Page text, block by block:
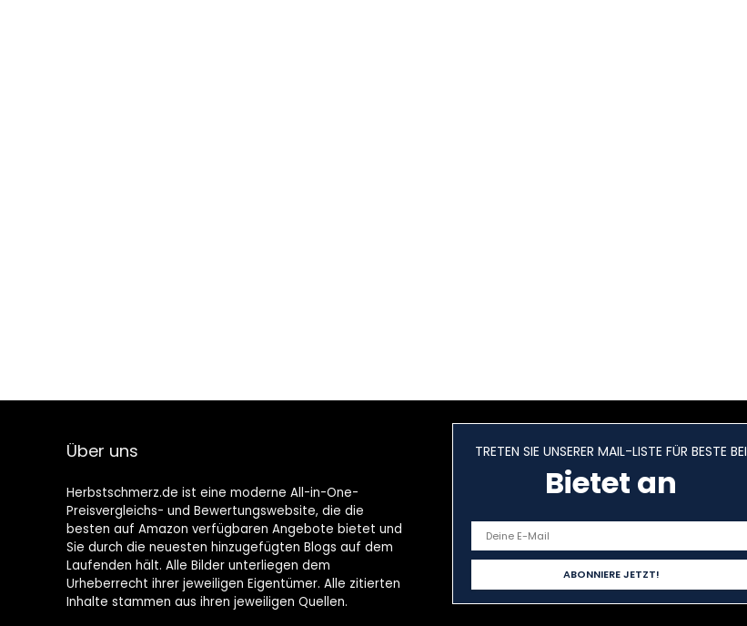
Über uns
Herbstschmerz.de ist eine moderne All-in-One-
Preisvergleichs- und Bewertungswebsite, die die
besten auf Amazon verfügbaren Angebote bietet und
Sie durch die neuesten hinzugefügten Blogs auf dem
Laufenden hält. Alle Bilder unterliegen dem
Urheberrecht ihrer jeweiligen Eigentümer. Alle zitierten
Inhalte stammen aus ihren jeweiligen Quellen.
TRETEN SIE UNSERER MAIL-LISTE FÜR BESTE BEI
Bietet an